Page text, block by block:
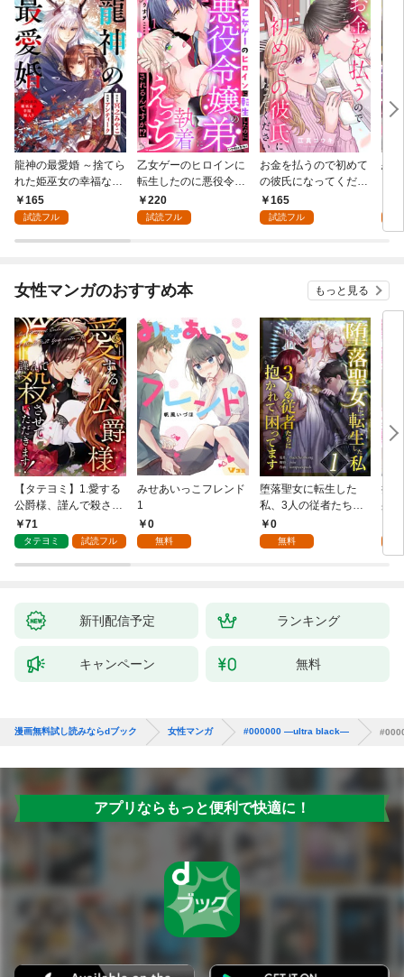
龍神の最愛婚 ～捨てら
れた姫巫女の幸福な嫁
入り～: 1
165
試読フル
乙女ゲーのヒロインに
転生したのに悪役令嬢
の弟（攻略対象外）に
執着えっちされるんで
220
試読フル
お金を払うので初めて
の彼氏になってくださ
い: 1
165
試読フル
恋
女性マンガのおすすめ本 もっと見る
【タテヨミ】1.愛する
公爵様、謹んで殺させ
ていただきます！
71
タテヨミ 試読フル
みせあいっこフレンド
1
0
無料
堕落聖女に転生した
私、3人の従者たちに
抱かれて困ってます 第
1話
0
無料
授
身
新刊配信予定 ランキング
キャンペーン 無料
漫画無料試し読みならdブック 女性マンガ #000000 ―ultra black―
アプリならもっと便利で快適に！